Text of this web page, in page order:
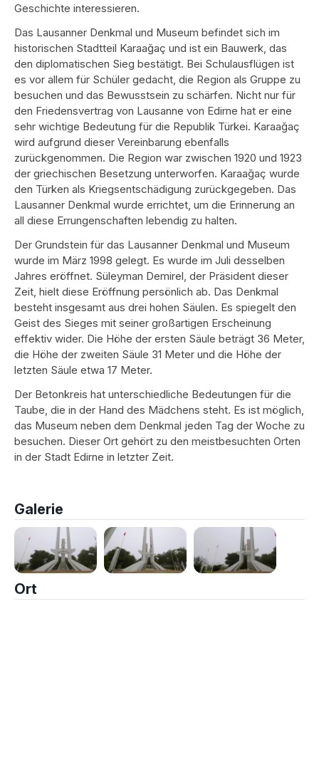
Geschichte interessieren.
Das Lausanner Denkmal und Museum befindet sich im
historischen Stadtteil Karaağaç und ist ein Bauwerk, das
den diplomatischen Sieg bestätigt. Bei Schulausflügen ist
es vor allem für Schüler gedacht, die Region als Gruppe zu
besuchen und das Bewusstsein zu schärfen. Nicht nur für
den Friedensvertrag von Lausanne von Edirne hat er eine
sehr wichtige Bedeutung für die Republik Türkei. Karaağaç
wird aufgrund dieser Vereinbarung ebenfalls
zurückgenommen. Die Region war zwischen 1920 und 1923
der griechischen Besetzung unterworfen. Karaağaç wurde
den Türken als Kriegsentschädigung zurückgegeben. Das
Lausanner Denkmal wurde errichtet, um die Erinnerung an
all diese Errungenschaften lebendig zu halten.
Der Grundstein für das Lausanner Denkmal und Museum
wurde im März 1998 gelegt. Es wurde im Juli desselben
Jahres eröffnet. Süleyman Demirel, der Präsident dieser
Zeit, hielt diese Eröffnung persönlich ab. Das Denkmal
besteht insgesamt aus drei hohen Säulen. Es spiegelt den
Geist des Sieges mit seiner großartigen Erscheinung
effektiv wider. Die Höhe der ersten Säule beträgt 36 Meter,
die Höhe der zweiten Säule 31 Meter und die Höhe der
letzten Säule etwa 17 Meter.
Der Betonkreis hat unterschiedliche Bedeutungen für die
Taube, die in der Hand des Mädchens steht. Es ist möglich,
das Museum neben dem Denkmal jeden Tag der Woche zu
besuchen. Dieser Ort gehört zu den meistbesuchten Orten
in der Stadt Edirne in letzter Zeit.
Galerie
Ort